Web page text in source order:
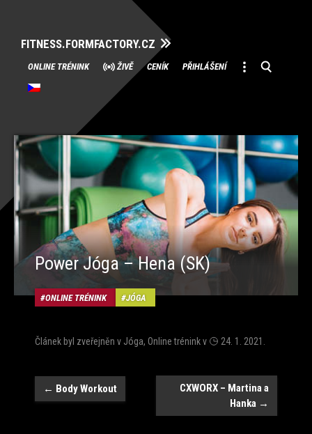
FITNESS.FORMFACTORY.CZ
Přeskočit
na
obsah
ONLINE TRÉNINK ŽIVĚ CENÍK PŘIHLÁŠENÍ
Power Jóga – Hena (SK)
ONLINE TRÉNINK JÓGA
Článek byl zveřejněn v Jóga, Online tréninkv 24. 1. 2021
Navigace
← Body Workout
CXWORX – Martina a
Hanka →